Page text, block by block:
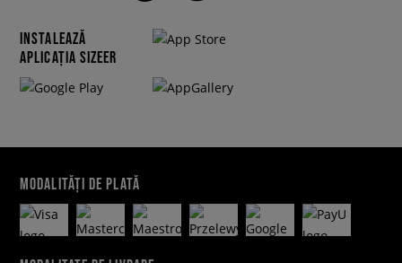
INSTALEAZĂ
APLICAȚIA SIZEER
MODALITĂȚI DE PLATĂ